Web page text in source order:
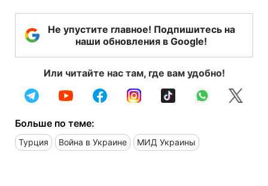
Не упустите главное! Подпишитесь на
наши обновления в Google!
Или читайте нас там, где вам удобно!
Больше по теме:
Турция Война в Украине МИД Украины